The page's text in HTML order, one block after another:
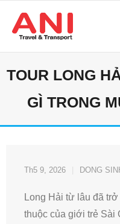
content
TOUR LONG
GÌ TRONG
Th5 9, 2026 DONG
Long Hải từ lâu đã trở
thuộc của giới trẻ Sài